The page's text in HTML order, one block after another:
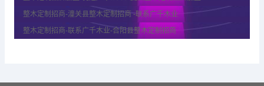
整木定制招商-潼关县整木定制招商 -联系广千木业
整木定制招商-联系广千木业-合阳县整木定制招商